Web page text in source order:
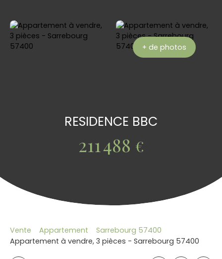
+ de photos
RESIDENCE BBC
211 488 €
Vente Appartement
Sarrebourg 57400
Appartement à vendre, 3 pièces - Sarrebourg 57400